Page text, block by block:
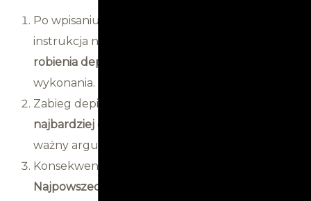
Po wpisaniu na YouTube hasła: „depilacja bikini
instrukcja nie
robienia depilacji woskiem non-stop
. Dlaczego ?
wykonania.
Zabieg depilacji bikini woskiem jest na tyle
najbardziej doświadczone kosmetyczki nie
ważny argument za tym, aby nie próbować
Konsekwencje źle wykonanego zabiegu mogą
Najpowszechniejszym podrażnieniem po źle